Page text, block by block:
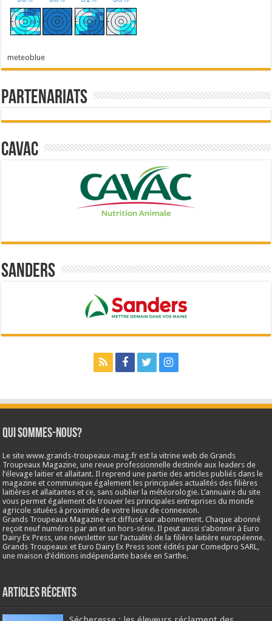
meteoblue
Partenariats
Cavac
Sanders
Qui sommes-nous?
Le site www.grands-troupeaux-mag.fr est la vitrine web de Grands
Troupeaux Magazine, une revue professionnelle destinée aux leaders de
l’élevage laitier et allaitant. Il reprend une partie des articles publiés dans le
magazine et communique également les principales actualités des filières
laitières et allaitantes et ce, sans oublier la météorologie. L’annuaire du site
vous permet également de trouver les principales entreprises du monde
agricole situées à proximité de votre lieux de connexion.
Grands Troupeaux Magazine est diffusé sur abonnement. Chaque abonné
reçoit neuf numéros par an et un hors-série. Il peut aussi s’abonner à Euro
Dairy Ex Press, une newsletter sur l’actualité de la filière laitière européenne.
Grands Troupeaux et Euro Dairy Ex Press sont édités par Comedpro SARL,
une maison d’éditions indépendante basée en Sarthe.
Articles récents